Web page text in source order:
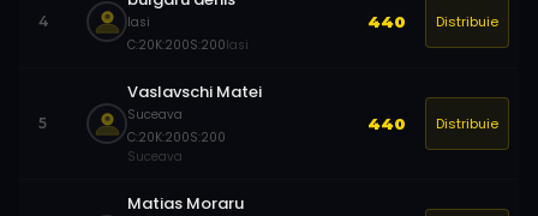
4
Iasi
C:20K:200S:200Iasi
440 Distribuie
5
Vaslavschi Matei
Suceava
C:20K:200S:200
Suceava
440 Distribuie
Matias Moraru